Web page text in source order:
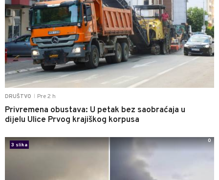
DRUŠTVO Pre 2 h
Privremena obustava: U petak bez saobraćaja u
dijelu Ulice Prvog krajiškog korpusa
3 slika
0